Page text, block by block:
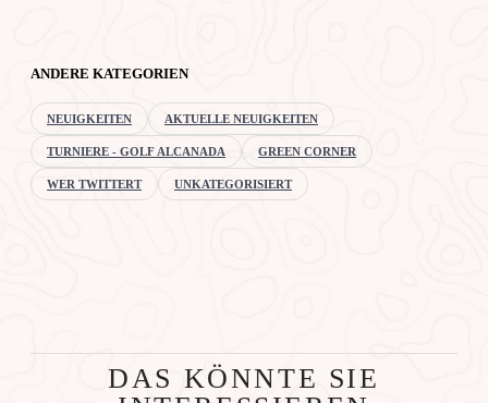
ANDERE KATEGORIEN
NEUIGKEITEN AKTUELLE NEUIGKEITEN
TURNIERE - GOLF ALCANADA GREEN CORNER
WER TWITTERT UNKATEGORISIERT
DAS KÖNNTE SIE